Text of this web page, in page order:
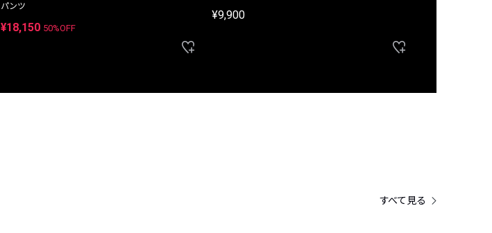
パンツ
¥18,150 50%OFF
¥9,900
すべて見る